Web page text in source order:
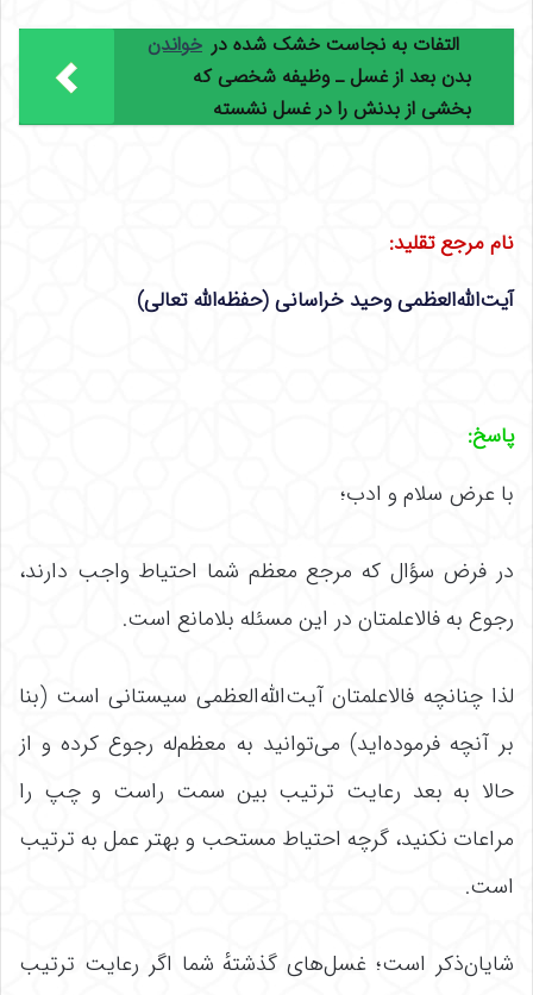
خواندن التفات به نجاست خشک شده در
بدن بعد از غسل ـ وظیفه شخصی که
بخشی از بدنش را در غسل نشسته
نام مرجع تقلید:
آیت‌الله‌العظمی وحید خراسانی (حفظه‌الله تعالی)
پاسخ:
با عرض سلام و ادب؛
در فرض سؤال که مرجع معظم شما احتیاط واجب دارند،
رجوع به فالاعلمتان در این مسئله بلامانع است.
لذا چنانچه فالاعلمتان آیت‌الله‌العظمی سیستانی است (بنا
بر آنچه فرموده‌اید) می‌توانید به معظم‌له رجوع کرده و از
حالا به بعد رعایت ترتیب بین سمت راست و چپ را
مراعات نکنید، گرچه احتیاط مستحب و بهتر عمل به ترتیب
است.
شایان‌ذکر است؛ غسل‌های گذشتهٔ شما اگر رعایت ترتیب